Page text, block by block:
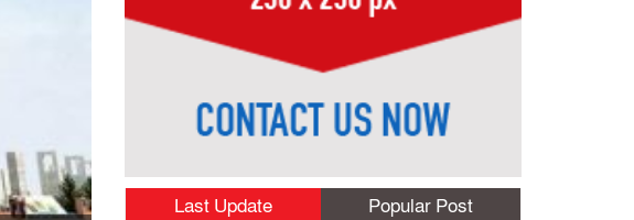
Last Update
Popular Post